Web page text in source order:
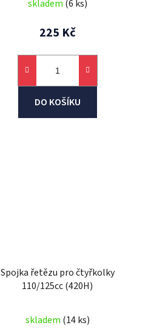
skladem (6 ks)
225 Kč
DO KOŠÍKU
Spojka řetězu pro čtyřkolky
110/125cc (420H)
skladem (14 ks)